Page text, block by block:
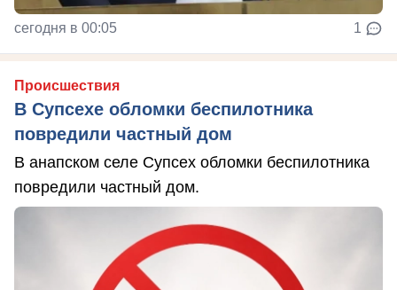
сегодня в 00:05 1
Происшествия
В Супсехе обломки беспилотника
повредили частный дом
В анапском селе Супсех обломки беспилотника
повредили частный дом.